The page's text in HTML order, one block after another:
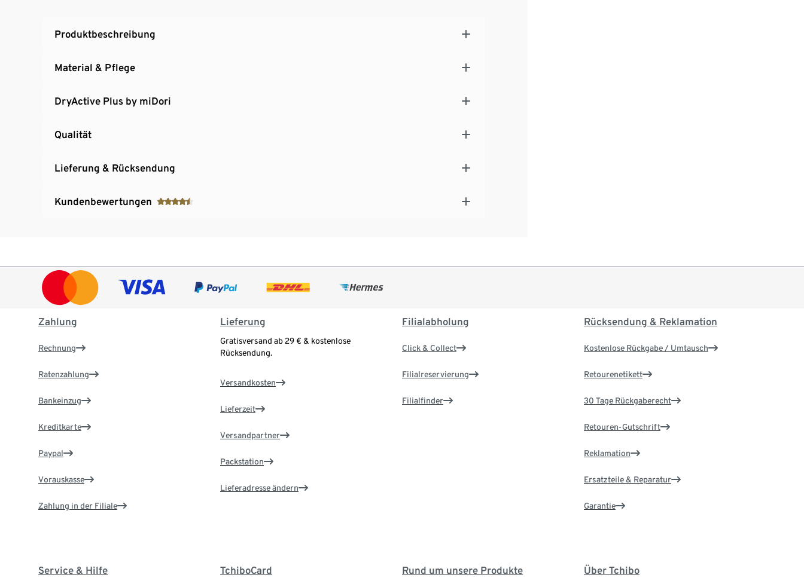
Produktbeschreibung
Material & Pflege
DryActive Plus by miDori
Qualität
Lieferung & Rücksendung
Kundenbewertungen
Zahlung
Rechnung
Ratenzahlung
Bankeinzug
Kreditkarte
Paypal
Vorauskasse
Zahlung in der Filiale
Lieferung
Gratisversand ab 29 € & kostenlose
Rücksendung.
Versandkosten
Lieferzeit
Versandpartner
Packstation
Lieferadresse ändern
Filialabholung
Click & Collect
Filialreservierung
Filialfinder
Rücksendung & Reklamation
Kostenlose Rückgabe / Umtausch
Retourenetikett
30 Tage Rückgaberecht
Retouren-Gutschrift
Reklamation
Ersatzteile & Reparatur
Garantie
Service & Hilfe TchiboCard Rund um unsere Produkte Über Tchibo